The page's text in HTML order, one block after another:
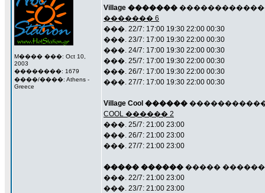
M���� ���: Oct 10,
2003
��������: 1679
����/����: Athens -
Greece
Village �������
������� 6
���. 22/7: 17:00 19:30 22:00 00:30
���. 23/7: 17:00 19:30 22:00 00:30
���. 24/7: 17:00 19:30 22:00 00:30
���. 25/7: 17:00 19:30 22:00 00:30
���. 26/7: 17:00 19:30 22:00 00:30
���. 27/7: 17:00 19:30 22:00 00:30
Village Cool ������ ����������� 6
COOL ������ 2
���. 25/7: 21:00 23:00
���. 26/7: 21:00 23:00
���. 27/7: 21:00 23:00
����� ������ ����� �������
���. 22/7: 21:00 23:00
���. 23/7: 21:00 23:00